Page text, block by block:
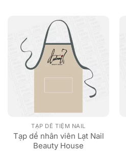
TẠP DỀ TIỆM NAIL
Tạp dề nhân viên Lạt Nail
Beauty House